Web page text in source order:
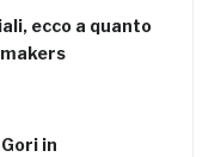
ecco a quanto
in